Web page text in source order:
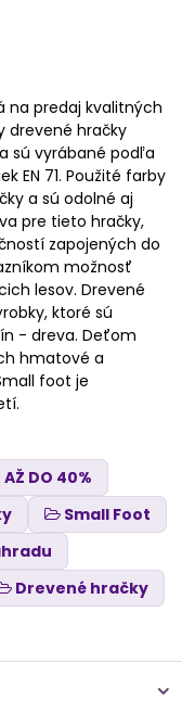
na predaj kvalitných
drevené hračky
sú vyrábané podľa
EN 71. Použité farby
a sú odolné aj
pre tieto hračky,
zapojených do
možnosť
lesov. Drevené
ktoré sú
- dreva. Deťom
hmatové a
foot je
AŽ DO 40%
Small Foot
Drevené hračky